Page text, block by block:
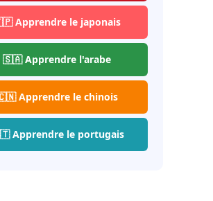
Apprendre le japonais
🇸🇦 Apprendre l'arabe
Apprendre le chinois
Apprendre le portugais